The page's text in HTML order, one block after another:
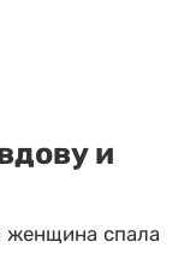
и
женщина спала